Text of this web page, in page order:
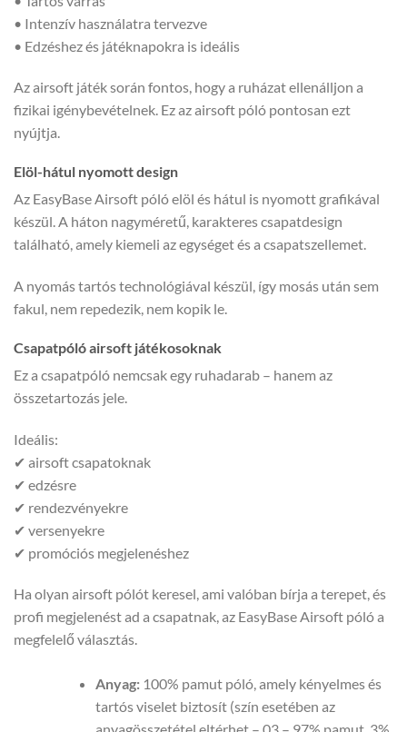
• Intenzív használatra tervezve
• Edzéshez és játéknapokra is ideális
Az airsoft játék során fontos, hogy a ruházat ellenálljon a
fizikai igénybevételnek. Ez az airsoft póló pontosan ezt
nyújtja.
Elöl-hátul nyomott design
Az EasyBase Airsoft póló elöl és hátul is nyomott grafikával
készül. A háton nagyméretű, karakteres csapatdesign
található, amely kiemeli az egységet és a csapatszellemet.
A nyomás tartós technológiával készül, így mosás után sem
fakul, nem repedezik, nem kopik le.
Csapatpóló airsoft játékosoknak
Ez a csapatpóló nemcsak egy ruhadarab – hanem az
összetartozás jele.
Ideális:
✔ airsoft csapatoknak
✔ edzésre
✔ rendezvényekre
✔ versenyekre
✔ promóciós megjelenéshez
Ha olyan airsoft pólót keresel, ami valóban bírja a terepet, és
profi megjelenést ad a csapatnak, az EasyBase Airsoft póló a
megfelelő választás.
Anyag:100% pamut póló, amely kényelmes és
tartós viselet biztosít (szín esetében az